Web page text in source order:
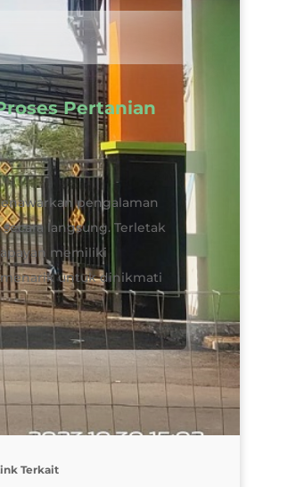
Pertanian
pengalaman
langsung. Terletak
memiliki
untuk dinikmati
Terkait